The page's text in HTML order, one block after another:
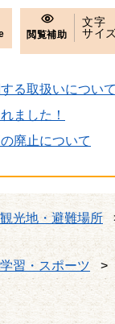
閲覧補助
文字
サイ
る取扱いについ
ました！
廃止について
光地・避難場所
習・スポーツ >